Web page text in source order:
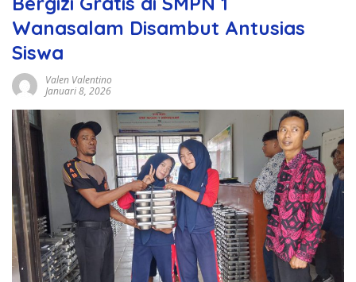
Wanasalam Disambut Antusias
Siswa
Valen Valentino
Januari 8, 2026